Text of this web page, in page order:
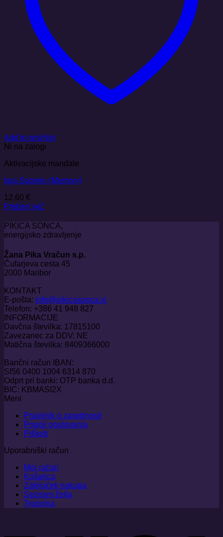
Add to wishlist
Ni na zalogi
Aktivacijske mandale
Igra Spomin (Memory)
12,60 €
Preberi več
PIKICA SONCA,
energijsko zdravljenje
Žana Pika Vračun s.p.
Čufarjeva cesta 45
2000 Maribor
KONTAKT
E-pošta: info@pikicasonca.si
Telefon: +386 41 948 827
INFORMACIJE
Davčna številka: 17815100
Zavezanec za DDV: NE
Matična številka: 8409366000
Bančni račun IBAN:
SI56 0400 1004 6314 870
Odprt pri banki: OTP banka d.d.
BIC: KBMASI2X
Meni
Pravilnik o zasebnosti
Pogoji poslovanja
Piškoti
Uporabniški račun
Moj račun
Košarica
Zaključek nakupa
Seznam želja
Trgovina